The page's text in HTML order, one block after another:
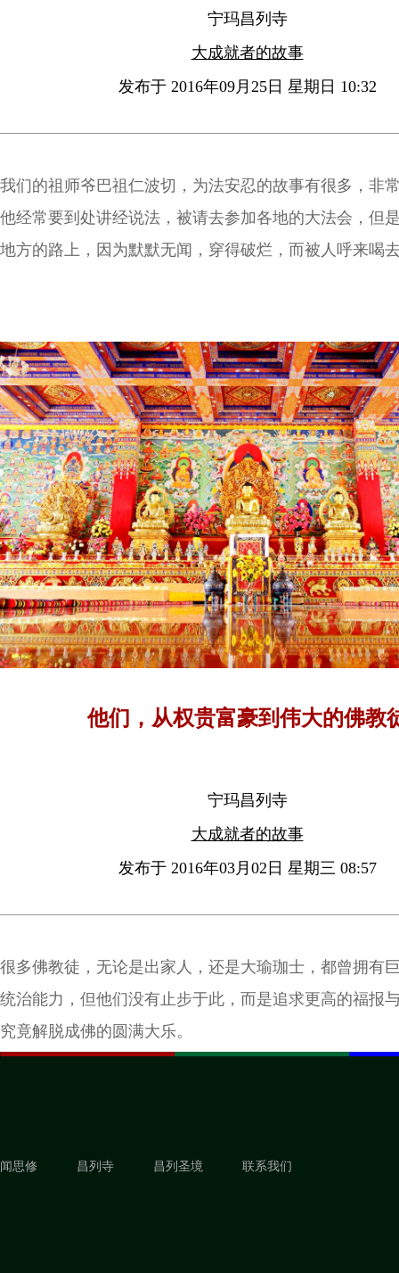
宁玛昌列寺
大成就者的故事
发布于 2016年09月25日 星期日 10:32
我们的祖师爷巴祖仁波切，为法安忍的故事有很多，非
他经常要到处讲经说法，被请去参加各地的大法会，但
地方的路上，因为默默无闻，穿得破烂，而被人呼来喝
他们，从权贵富豪到伟大的佛教
宁玛昌列寺
大成就者的故事
发布于 2016年03月02日 星期三 08:57
很多佛教徒，无论是出家人，还是大瑜珈士，都曾拥有
统治能力，但他们没有止步于此，而是追求更高的福报
究竟解脱成佛的圆满大乐。
闻思修 昌列寺 昌列圣境 联系我们